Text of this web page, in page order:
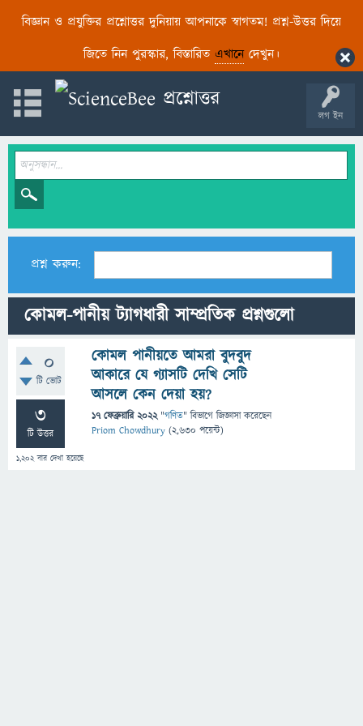
বিজ্ঞান ও প্রযুক্তির প্রশ্নোত্তর দুনিয়ায় আপনাকে স্বাগতম! প্রশ্ন-উত্তর দিয়ে
জিতে নিন পুরস্কার, বিস্তারিত এখানেদেখুন।
লগ ইন
প্রশ্ন করুন:
কোমল-পানীয় ট্যাগধারী সাম্প্রতিক প্রশ্নগুলো
0
টি ভোট
3
টি উত্তর
1,202বার দেখা হয়েছে
কোমল পানীয়তে আমরা বুদবুদ
আকারে যে গ্যাসটি দেখি সেটি
আসলে কেন দেয়া হয়?
17 ফেব্রুয়ারি 2022 "গণিত" বিভাগে জিজ্ঞাসাকরেছেন
Priom Chowdhury (2,630 পয়েন্ট)